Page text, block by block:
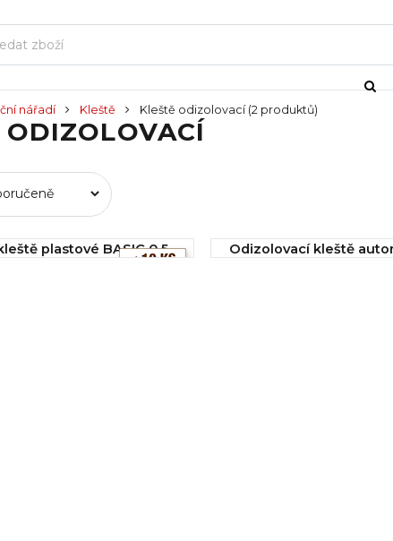
nářadí Kleště Kleště odizolovací(2 produktů)
ODIZOLOVACÍ
plastové BASIC 0,5
Odizolovací kleště